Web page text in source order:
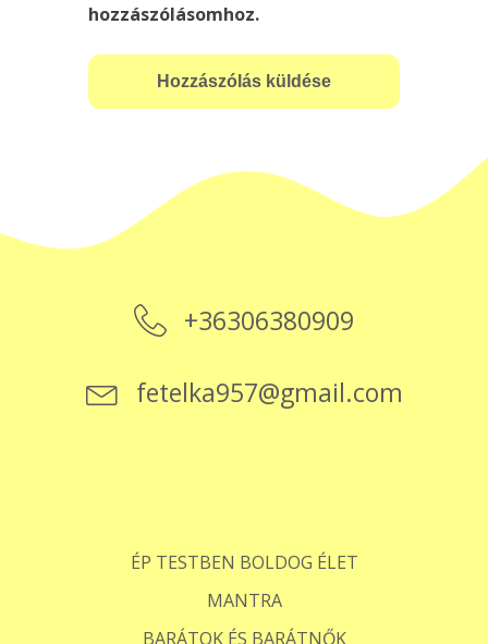
hozzászólásomhoz.
+36306380909
fetelka957@gmail.com
ÉP TESTBEN BOLDOG ÉLET
MANTRA
BARÁTOK ÉS BARÁTNŐK